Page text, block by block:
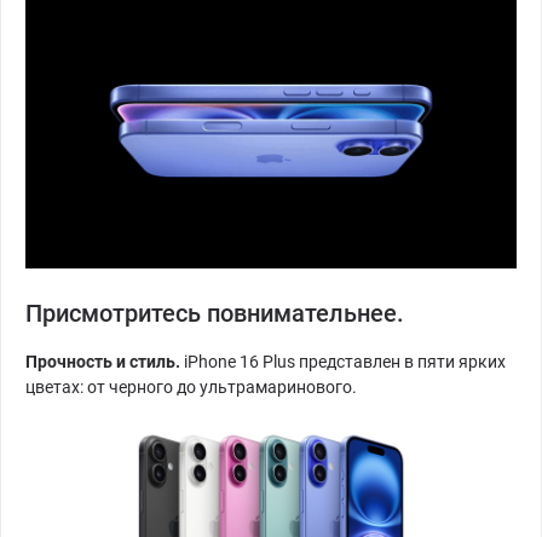
Присмотритесь повнимательнее.
Прочность и стиль. iPhone 16 Plus представлен в пяти ярких
цветах: от черного до ультрамаринового.